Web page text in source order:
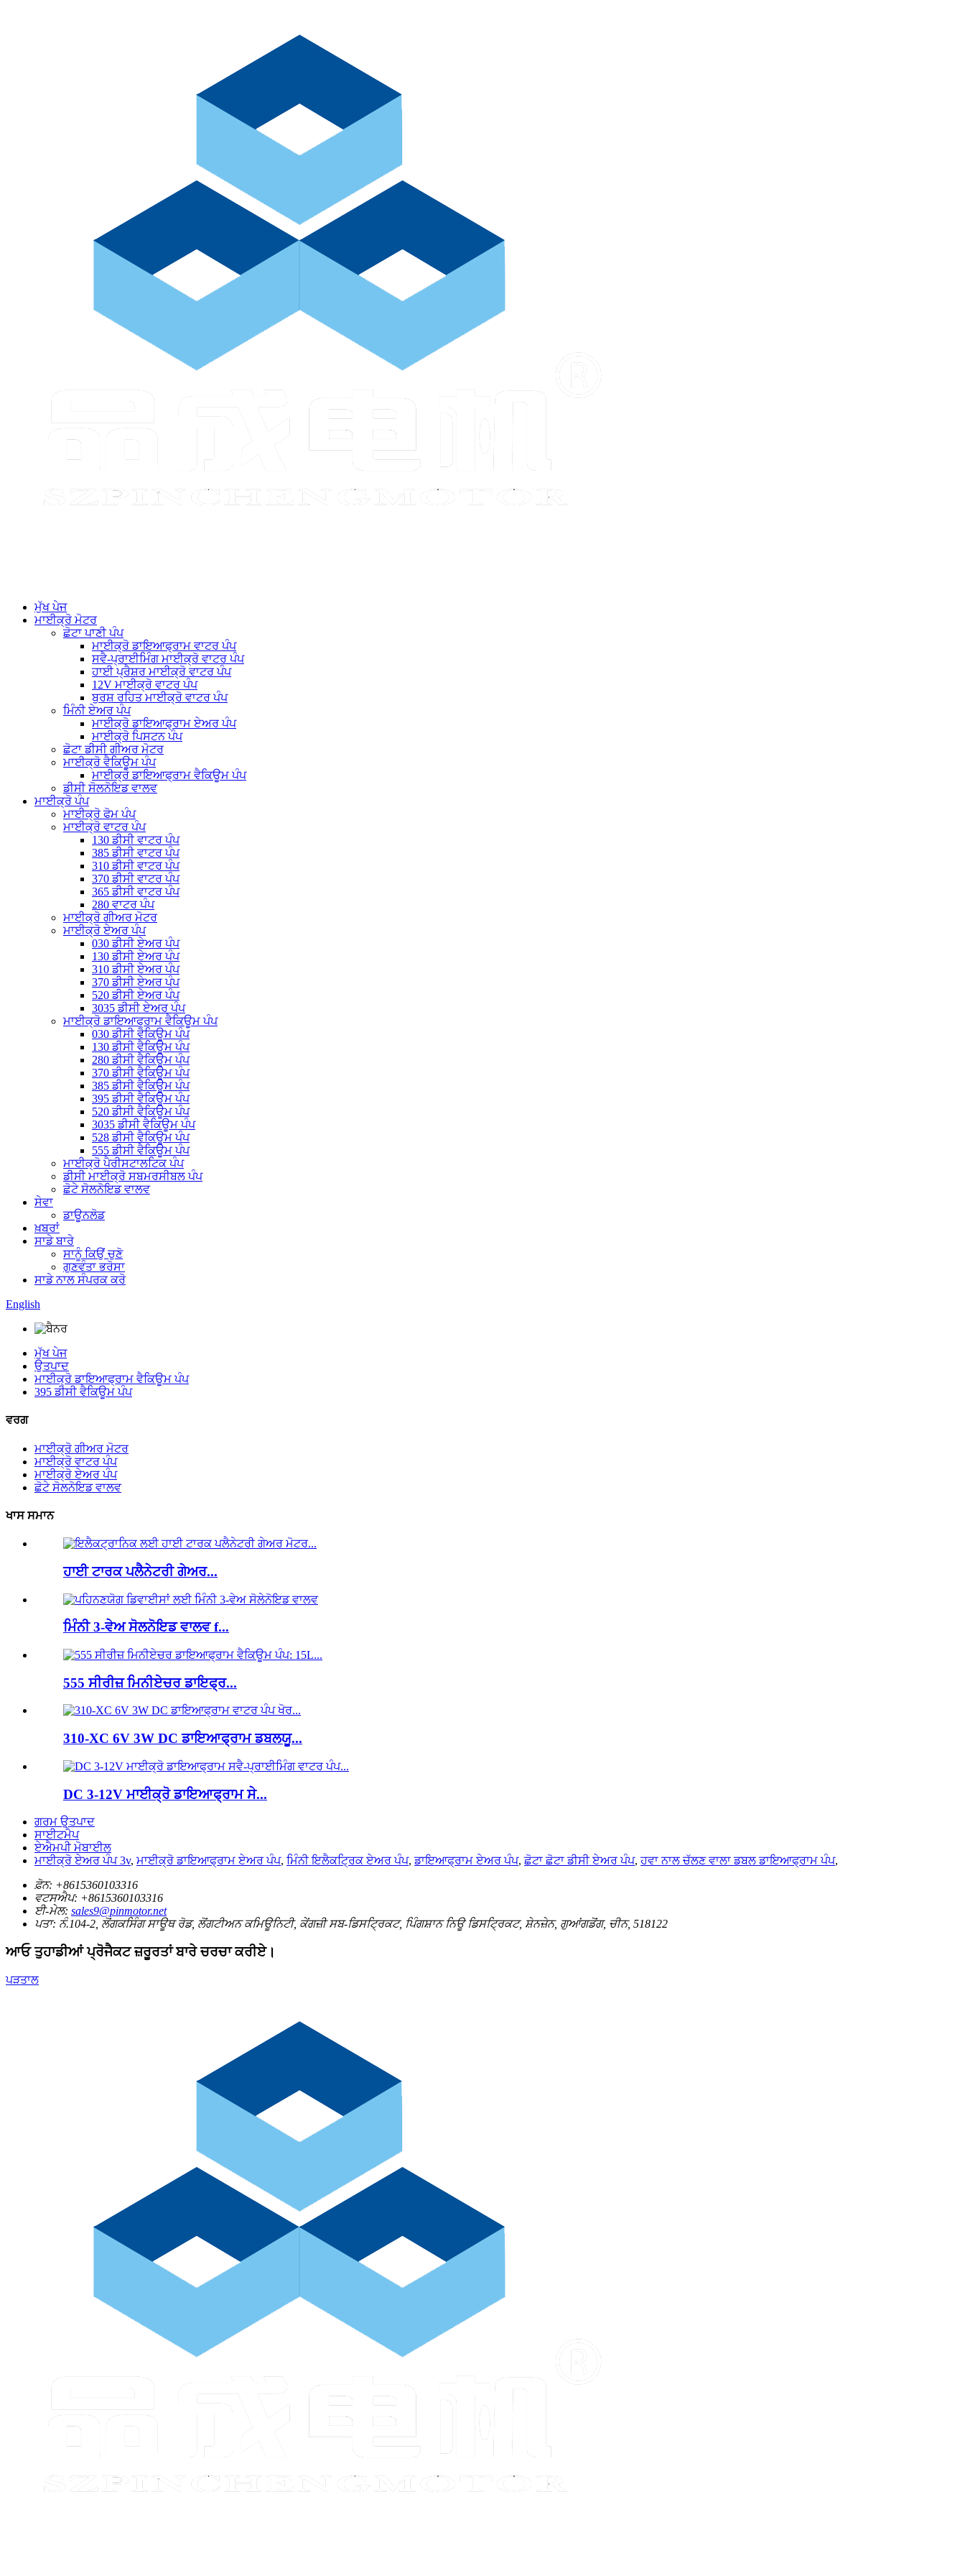
ਮੁੱਖ ਪੇਜ
ਮਾਈਕ੍ਰੋ ਮੋਟਰ
ਛੋਟਾ ਪਾਣੀ ਪੰਪ
ਮਾਈਕ੍ਰੋ ਡਾਇਆਫ੍ਰਾਮ ਵਾਟਰ ਪੰਪ
ਸਵੈ-ਪ੍ਰਾਈਮਿੰਗ ਮਾਈਕ੍ਰੋ ਵਾਟਰ ਪੰਪ
ਹਾਈ ਪ੍ਰੈਸ਼ਰ ਮਾਈਕ੍ਰੋ ਵਾਟਰ ਪੰਪ
12V ਮਾਈਕ੍ਰੋ ਵਾਟਰ ਪੰਪ
ਬੁਰਸ਼ ਰਹਿਤ ਮਾਈਕ੍ਰੋ ਵਾਟਰ ਪੰਪ
ਮਿੰਨੀ ਏਅਰ ਪੰਪ
ਮਾਈਕ੍ਰੋ ਡਾਇਆਫ੍ਰਾਮ ਏਅਰ ਪੰਪ
ਮਾਈਕ੍ਰੋ ਪਿਸਟਨ ਪੰਪ
ਛੋਟਾ ਡੀਸੀ ਗੀਅਰ ਮੋਟਰ
ਮਾਈਕ੍ਰੋ ਵੈਕਿਊਮ ਪੰਪ
ਮਾਈਕ੍ਰੋ ਡਾਇਆਫ੍ਰਾਮ ਵੈਕਿਊਮ ਪੰਪ
ਡੀਸੀ ਸੋਲਨੋਇਡ ਵਾਲਵ
ਮਾਈਕ੍ਰੋ ਪੰਪ
ਮਾਈਕ੍ਰੋ ਫੋਮ ਪੰਪ
ਮਾਈਕ੍ਰੋ ਵਾਟਰ ਪੰਪ
130 ਡੀਸੀ ਵਾਟਰ ਪੰਪ
385 ਡੀਸੀ ਵਾਟਰ ਪੰਪ
310 ਡੀਸੀ ਵਾਟਰ ਪੰਪ
370 ਡੀਸੀ ਵਾਟਰ ਪੰਪ
365 ਡੀਸੀ ਵਾਟਰ ਪੰਪ
280 ਵਾਟਰ ਪੰਪ
ਮਾਈਕ੍ਰੋ ਗੀਅਰ ਮੋਟਰ
ਮਾਈਕ੍ਰੋ ਏਅਰ ਪੰਪ
030 ਡੀਸੀ ਏਅਰ ਪੰਪ
130 ਡੀਸੀ ਏਅਰ ਪੰਪ
310 ਡੀਸੀ ਏਅਰ ਪੰਪ
370 ਡੀਸੀ ਏਅਰ ਪੰਪ
520 ਡੀਸੀ ਏਅਰ ਪੰਪ
3035 ਡੀਸੀ ਏਅਰ ਪੰਪ
ਮਾਈਕ੍ਰੋ ਡਾਇਆਫ੍ਰਾਮ ਵੈਕਿਊਮ ਪੰਪ
030 ਡੀਸੀ ਵੈਕਿਊਮ ਪੰਪ
130 ਡੀਸੀ ਵੈਕਿਊਮ ਪੰਪ
280 ਡੀਸੀ ਵੈਕਿਊਮ ਪੰਪ
370 ਡੀਸੀ ਵੈਕਿਊਮ ਪੰਪ
385 ਡੀਸੀ ਵੈਕਿਊਮ ਪੰਪ
395 ਡੀਸੀ ਵੈਕਿਊਮ ਪੰਪ
520 ਡੀਸੀ ਵੈਕਿਊਮ ਪੰਪ
3035 ਡੀਸੀ ਵੈਕਿਊਮ ਪੰਪ
528 ਡੀਸੀ ਵੈਕਿਊਮ ਪੰਪ
555 ਡੀਸੀ ਵੈਕਿਊਮ ਪੰਪ
ਮਾਈਕ੍ਰੋ ਪੈਰੀਸਟਾਲਟਿਕ ਪੰਪ
ਡੀਸੀ ਮਾਈਕ੍ਰੋ ਸਬਮਰਸੀਬਲ ਪੰਪ
ਛੋਟੇ ਸੋਲਨੋਇਡ ਵਾਲਵ
ਸੇਵਾ
ਡਾਊਨਲੋਡ
ਖ਼ਬਰਾਂ
ਸਾਡੇ ਬਾਰੇ
ਸਾਨੂੰ ਕਿਉਂ ਚੁਣੋ
ਗੁਣਵੰਤਾ ਭਰੋਸਾ
ਸਾਡੇ ਨਾਲ ਸੰਪਰਕ ਕਰੋ
English
ਮੁੱਖ ਪੇਜ
ਉਤਪਾਦ
ਮਾਈਕ੍ਰੋ ਡਾਇਆਫ੍ਰਾਮ ਵੈਕਿਊਮ ਪੰਪ
395 ਡੀਸੀ ਵੈਕਿਊਮ ਪੰਪ
ਵਰਗ
ਮਾਈਕ੍ਰੋ ਗੀਅਰ ਮੋਟਰ
ਮਾਈਕ੍ਰੋ ਵਾਟਰ ਪੰਪ
ਮਾਈਕ੍ਰੋ ਏਅਰ ਪੰਪ
ਛੋਟੇ ਸੋਲਨੋਇਡ ਵਾਲਵ
ਖਾਸ ਸਮਾਨ
ਹਾਈ ਟਾਰਕ ਪਲੈਨੇਟਰੀ ਗੇਅਰ...
ਮਿੰਨੀ 3-ਵੇਅ ਸੋਲਨੋਇਡ ਵਾਲਵ f...
555 ਸੀਰੀਜ਼ ਮਿਨੀਏਚਰ ਡਾਇਫ੍ਰ...
310-XC 6V 3W DC ਡਾਇਆਫ੍ਰਾਮ ਡਬਲਯੂ...
DC 3-12V ਮਾਈਕ੍ਰੋ ਡਾਇਆਫ੍ਰਾਮ ਸੇ...
ਗਰਮ ਉਤਪਾਦ
ਸਾਈਟਮੈਪ
ਏਐਮਪੀ ਮੋਬਾਈਲ
ਮਾਈਕ੍ਰੋ ਏਅਰ ਪੰਪ 3v, ਮਾਈਕ੍ਰੋ ਡਾਇਆਫ੍ਰਾਮ ਏਅਰ ਪੰਪ, ਮਿੰਨੀ ਇਲੈਕਟ੍ਰਿਕ ਏਅਰ ਪੰਪ,ਡਾਇਆਫ੍ਰਾਮ ਏਅਰ ਪੰਪ,ਛੋਟਾ ਛੋਟਾ ਡੀਸੀ ਏਅਰ ਪੰਪ,ਹਵਾ ਨਾਲ ਚੱਲਣ ਵਾਲਾ ਡਬਲ ਡਾਇਆਫ੍ਰਾਮ ਪੰਪ,
ਫ਼ੋਨ: +8615360103316
ਵਟਸਐਪ: +8615360103316
ਈ-ਮੇਲ: sales9@pinmotor.net
ਪਤਾ: ਨੰ.104-2, ਲੋਂਗਕਸਿੰਗ ਸਾਊਥ ਰੋਡ, ਲੋਂਗਟੀਅਨ ਕਮਿਊਨਿਟੀ, ਕੇਂਗਜ਼ੀ ਸਬ-ਡਿਸਟ੍ਰਿਕਟ, ਪਿੰਗਸ਼ਾਨ ਨਿਊ ਡਿਸਟ੍ਰਿਕਟ, ਸ਼ੇਨਜ਼ੇਨ, ਗੁਆਂਗਡੋਂਗ, ਚੀਨ, 518122
ਆਓ ਤੁਹਾਡੀਆਂ ਪ੍ਰੋਜੈਕਟ ਜ਼ਰੂਰਤਾਂ ਬਾਰੇ ਚਰਚਾ ਕਰੀਏ।
ਪੜਤਾਲ